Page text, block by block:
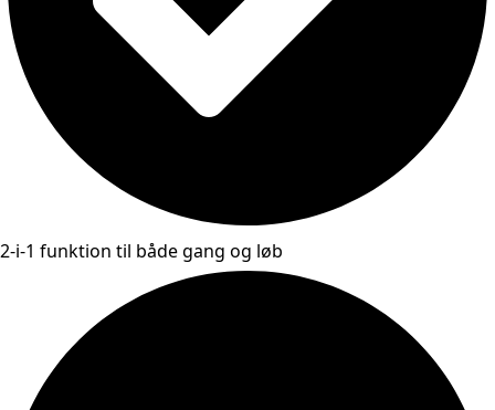
2-i-1 funktion til både gang og løb